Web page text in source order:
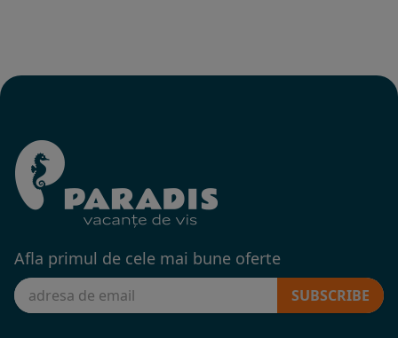
Afla primul de cele mai bune oferte
SUBSCRIBE